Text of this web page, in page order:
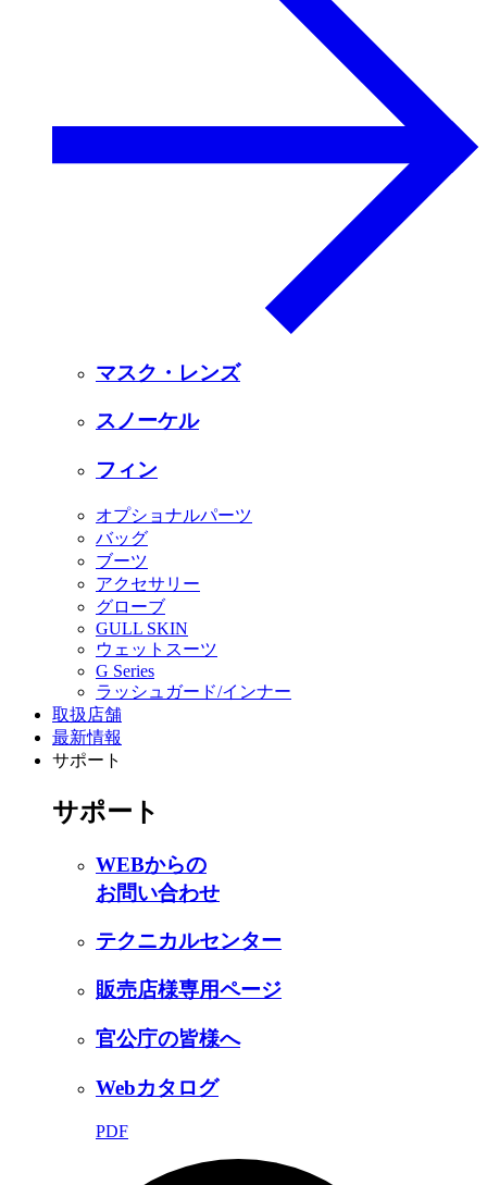
マスク・レンズ
スノーケル
フィン
オプショナルパーツ
バッグ
ブーツ
アクセサリー
グローブ
GULL SKIN
ウェットスーツ
G Series
ラッシュガード/インナー
取扱店舗
最新情報
サポート
サポート
WEBからの
お問い合わせ
テクニカルセンター
販売店様専用ページ
官公庁の皆様へ
Webカタログ
PDF